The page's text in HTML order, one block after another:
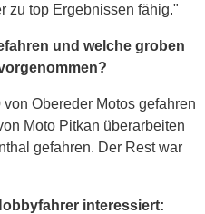
zu top Ergebnissen fähig."
und welche groben
Obereder Motos gefahren
Moto Pitkan überarbeiten
gefahren. Der Rest war
interessiert: